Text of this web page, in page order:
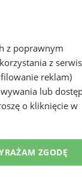
Zadaj pytanie
Sprawdź
Dodaj do
Porozmawiaj
z poprawnym
z
reklam)
lub
o kliknięcie w
ZGODĘ